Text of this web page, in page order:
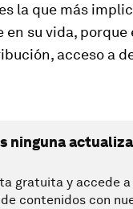
la que más
en su vida, porque
acceso a
ninguna
gratuita y accede
contenidos con